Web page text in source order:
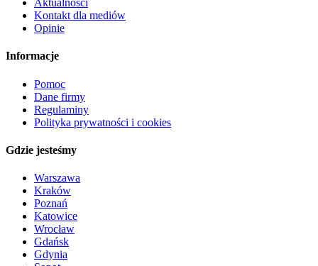
Aktualności
Kontakt dla mediów
Opinie
Informacje
Pomoc
Dane firmy
Regulaminy
Polityka prywatności i cookies
Gdzie jesteśmy
Warszawa
Kraków
Poznań
Katowice
Wrocław
Gdańsk
Gdynia